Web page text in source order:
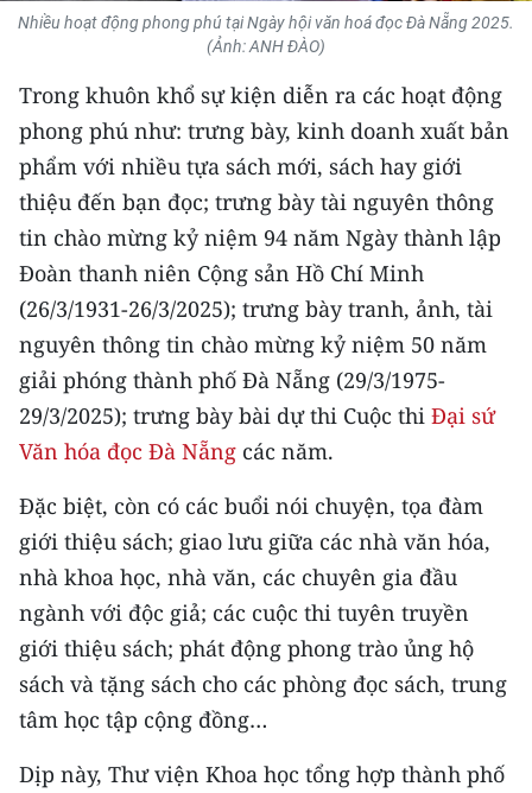
KIỂM CHỨNG THÔNG TIN
54 DÂN TỘC VIỆT NAM
CHƯƠNG TRÌNH OCOP - MỖI XÃ
MỘT SẢN PHẨM
MEDIA CENTER
E-Magazine
Video
Media Chính trị
Media Kinh tế
Media Văn hóa
Media Xã hội
Media Pháp luật
Media Du lịch
Nhiều hoạt động phong phú tại Ngày hội văn hoá đọc Đà Nẵng 2025.
(Ảnh: ANH ĐÀO)
Trong khuôn khổ sự kiện diễn ra các hoạt động
phong phú như: trưng bày, kinh doanh xuất bản
phẩm với nhiều tựa sách mới, sách hay giới
thiệu đến bạn đọc; trưng bày tài nguyên thông
tin chào mừng kỷ niệm 94 năm Ngày thành lập
Đoàn thanh niên Cộng sản Hồ Chí Minh
(26/3/1931-26/3/2025); trưng bày tranh, ảnh, tài
nguyên thông tin chào mừng kỷ niệm 50 năm
giải phóng thành phố Đà Nẵng (29/3/1975-
29/3/2025); trưng bày bài dự thi Cuộc thi Đại sứ
Văn hóa đọc Đà Nẵng các năm.
Đặc biệt, còn có các buổi nói chuyện, tọa đàm
giới thiệu sách; giao lưu giữa các nhà văn hóa,
nhà khoa học, nhà văn, các chuyên gia đầu
ngành với độc giả; các cuộc thi tuyên truyền
giới thiệu sách; phát động phong trào ủng hộ
sách và tặng sách cho các phòng đọc sách, trung
tâm học tập cộng đồng…
Dịp này, Thư viện Khoa học tổng hợp thành phố